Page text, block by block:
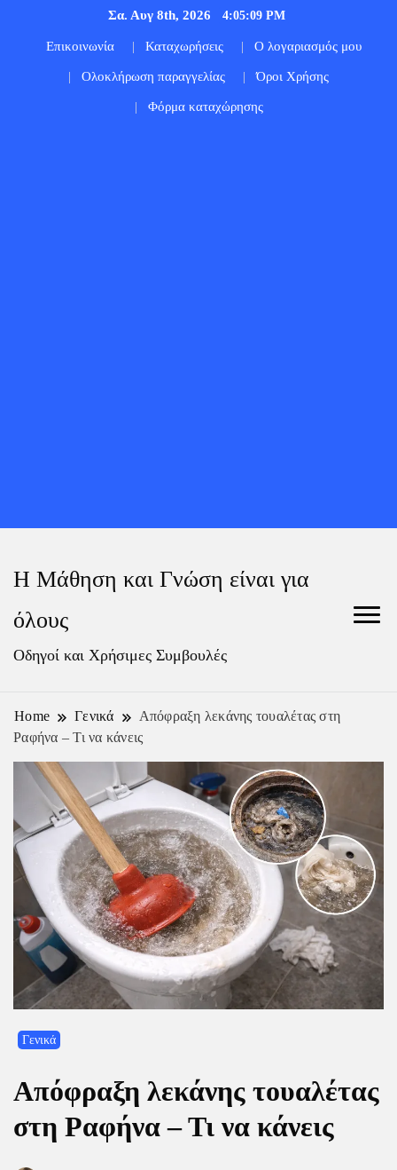
Σα. Αυγ 8th, 2026 4:05:10 PM
Επικοινωνία Καταχωρήσεις Ο λογαριασμός μου
Ολοκλήρωση παραγγελίας Όροι Χρήσης
Φόρμα καταχώρησης
Η Μάθηση και Γνώση είναι για
όλους
Οδηγοί και Χρήσιμες Συμβουλές
Home Γενικά
Απόφραξη λεκάνης τουαλέτας στη
Ραφήνα – Τι να κάνεις
Γενικά
Απόφραξη λεκάνης τουαλέτας
στη Ραφήνα – Τι να κάνεις